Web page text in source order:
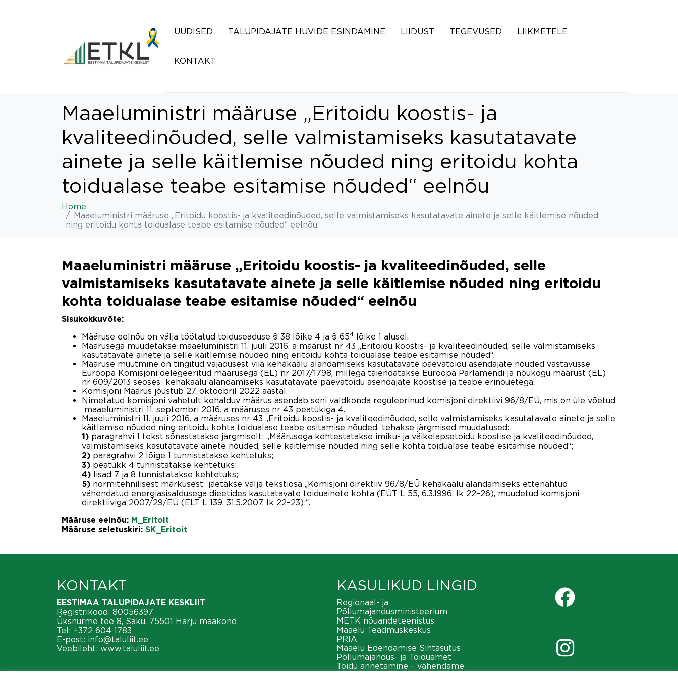
UUDISED TALUPIDAJATE HUVIDE ESINDAMINE LIIDUST TEGEVUSED LIIKMETELE
KONTAKT
Maaeluministri määruse „Eritoidu koostis- ja
kvaliteedinõuded, selle valmistamiseks kasutatavate
ainete ja selle käitlemise nõuded ning eritoidu kohta
toidualase teabe esitamise nõuded“ eelnõu
Home
Maaeluministri määruse „Eritoidu koostis- ja kvaliteedinõuded, selle valmistamiseks kasutatavate ainete ja selle käitlemise nõuded
ning eritoidu kohta toidualase teabe esitamise nõuded“ eelnõu
Maaeluministri määruse „Eritoidu koostis- ja kvaliteedinõuded, selle
valmistamiseks kasutatavate ainete ja selle käitlemise nõuded ning eritoidu
kohta toidualase teabe esitamise nõuded“ eelnõu
Sisukokkuvõte:
Määruse eelnõu on välja töötatud toiduseaduse § 38 lõike 4 ja § 654 lõike 1 alusel.
Määrusega muudetakse maaeluministri 11. juuli 2016. a määrust nr 43 „Eritoidu koostis- ja kvaliteedinõuded, selle valmistamiseks
kasutatavate ainete ja selle käitlemise nõuded ning eritoidu kohta toidualase teabe esitamise nõuded“.
Määruse muutmine on tingitud vajadusest viia kehakaalu alandamiseks kasutatavate päevatoidu asendajate nõuded vastavusse
Euroopa Komisjoni delegeeritud määrusega (EL) nr 2017/1798, millega täiendatakse Euroopa Parlamendi ja nõukogu määrust (EL)
nr 609/2013 seoses kehakaalu alandamiseks kasutatavate päevatoidu asendajate koostise ja teabe erinõuetega.
Komisjoni Määrus jõustub 27. oktoobril 2022 aastal.
Nimetatud komisjoni vahetult kohalduv määrus asendab seni valdkonda reguleerinud komisjoni direktiivi 96/8/EÜ, mis on üle võetud
maaeluministri 11. septembri 2016. a määruses nr 43 peatükiga 4.
Maaeluministri 11. juuli 2016. a määruses nr 43 „Eritoidu koostis- ja kvaliteedinõuded, selle valmistamiseks kasutatavate ainete ja selle
käitlemise nõuded ning eritoidu kohta toidualase teabe esitamise nõuded“ tehakse järgmised muudatused:
1) paragrahvi 1 tekst sõnastatakse järgmiselt: „Määrusega kehtestatakse imiku- ja väikelapsetoidu koostise ja kvaliteedinõuded,
valmistamiseks kasutatavate ainete nõuded, selle käitlemise nõuded ning selle kohta toidualase teabe esitamise nõuded“;
2) paragrahvi 2 lõige 1 tunnistatakse kehtetuks;
3) peatükk 4 tunnistatakse kehtetuks:
4) lisad 7 ja 8 tunnistatakse kehtetuks;
5) normitehnilisest märkusest jäetakse välja tekstiosa „Komisjoni direktiiv 96/8/EÜ kehakaalu alandamiseks ettenähtud
vähendatud energiasisaldusega dieetides kasutatavate toiduainete kohta (EÜT L 55, 6.3.1996, lk 22–26), muudetud komisjoni
direktiiviga 2007/29/EÜ (ELT L 139, 31.5.2007, lk 22–23);“.
Määruse eelnõu: M_Eritoit
Määruse seletuskiri: SK_Eritoit
KONTAKT
EESTIMAA TALUPIDAJATE KESKLIIT
Registrikood: 80056397
Üksnurme tee 8, Saku, 75501 Harju maakond
Tel: +372 604 1783
E-post: info@taluliit.ee
Veebileht: www.taluliit.ee
KASULIKUD LINGID
Regionaal- ja
Põllumajandusministeerium
METK nõuandeteenistus
Maaelu Teadmuskeskus
PRIA
Maaelu Edendamise Sihtasutus
Põllumajandus- ja Toiduamet
Toidu annetamine – vähendame